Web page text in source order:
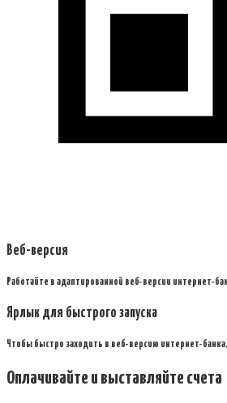
Веб-версия
Работайте в адаптированной веб-версии интернет-
Ярлык для быстрого запуска
Чтобы быстро заходить в веб-версию интернет-
Оплачивайте и выставляйте счета